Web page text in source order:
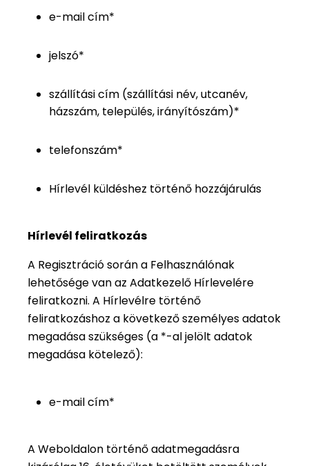
e-mail cím*
jelszó*
szállítási cím (szállítási név, utcanév,
házszám, település, irányítószám)*
telefonszám*
Hírlevél küldéshez történő hozzájárulás
Hírlevél feliratkozás
A Regisztráció során a Felhasználónak
lehetősége van az Adatkezelő Hírlevelére
feliratkozni. A Hírlevélre történő
feliratkozáshoz a következő személyes adatok
megadása szükséges (a *-al jelölt adatok
megadása kötelező):
e-mail cím*
A Weboldalon történő adatmegadásra